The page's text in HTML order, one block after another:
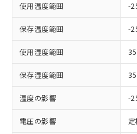
使用温度範囲 -
保存温度範囲 -
使用湿度範囲
保存湿度範囲
温度の影響 -
電圧の影響
ご利用条件
以下の条件をお読みい
ご利用ください。
本サービスは、
商品の当社在庫
(税抜)を提供さ
対応予定：EU RoHS
有に対応した製品に切
商品です。
対応予定なし：EU
非含有に非対応の商
定はありません。
調査・確認中：EU
非含有の対応状況を調
非該当品：ライセンス
※1 中国RoHS○×
「○」：最大均質材料